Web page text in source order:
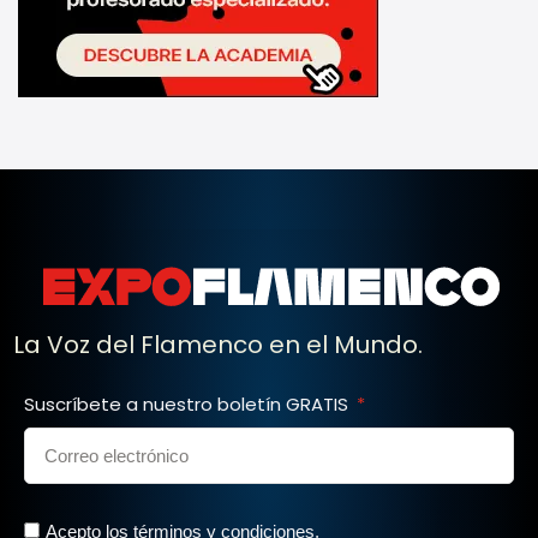
La Voz del Flamenco en el Mundo.
Suscríbete a nuestro boletín GRATIS
Acepto los términos y condiciones.